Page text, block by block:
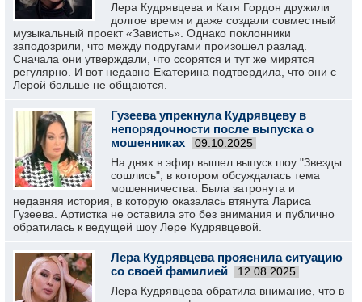
Лера Кудрявцева и Катя Гордон дружили
долгое время и даже создали совместный
музыкальный проект «Зависть». Однако поклонники
заподозрили, что между подругами произошел разлад.
Сначала они утверждали, что ссорятся и тут же мирятся
регулярно. И вот недавно Екатерина подтвердила, что они с
Лерой больше не общаются.
Гузеева упрекнула Кудрявцеву в
непорядочности после выпуска о
мошенниках
09.10.2025
На днях в эфир вышел выпуск шоу "Звезды
сошлись", в котором обсуждалась тема
мошенничества. Была затронута и
недавняя история, в которую оказалась втянута Лариса
Гузеева. Артистка не оставила это без внимания и публично
обратилась к ведущей шоу Лере Кудрявцевой.
Лера Кудрявцева прояснила ситуацию
со своей фамилией
12.08.2025
Лера Кудрявцева обратила внимание, что в